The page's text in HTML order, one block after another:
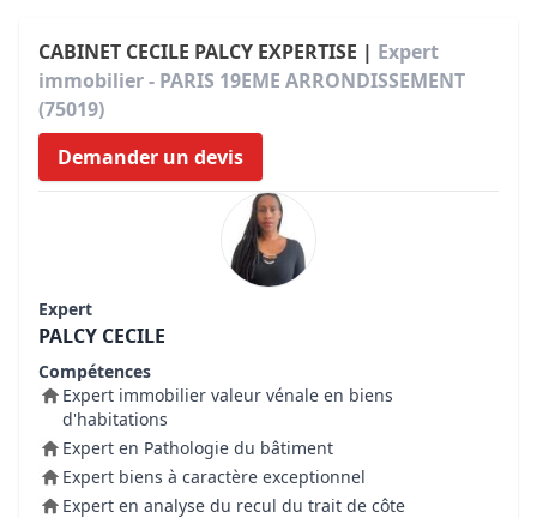
CABINET CECILE PALCY EXPERTISE | Expert
immobilier - PARIS 19EME ARRONDISSEMENT
(75019)
Demander un devis
Expert
PALCY CECILE
Compétences
Expert immobilier valeur vénale en biens
d'habitations
Expert en Pathologie du bâtiment
Expert biens à caractère exceptionnel
Expert en analyse du recul du trait de côte